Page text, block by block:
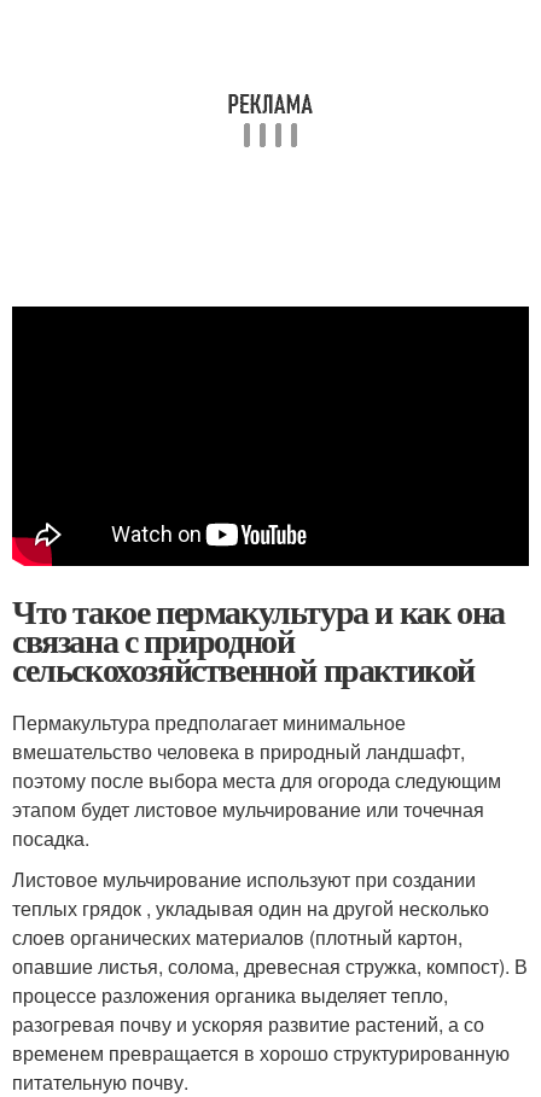
Что такое пермакультура и как она
связана с природной
сельскохозяйственной практикой
Пермакультура предполагает минимальное
вмешательство человека в природный ландшафт,
поэтому после выбора места для огорода следующим
этапом будет листовое мульчирование или точечная
посадка.
Листовое мульчирование используют при создании
теплых грядок , укладывая один на другой несколько
слоев органических материалов (плотный картон,
опавшие листья, солома, древесная стружка, компост). В
процессе разложения органика выделяет тепло,
разогревая почву и ускоряя развитие растений, а со
временем превращается в хорошо структурированную
питательную почву.